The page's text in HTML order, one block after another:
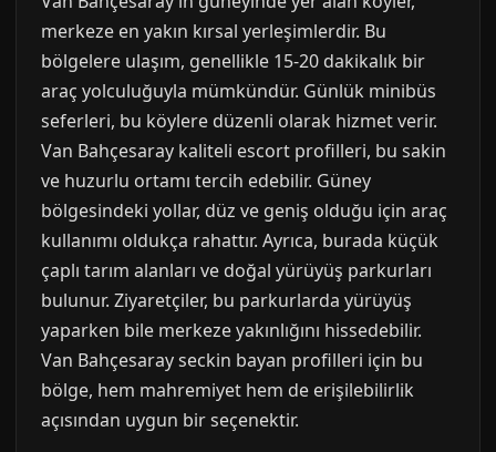
merkeze en yakın kırsal yerleşimlerdir. Bu
bölgelere ulaşım, genellikle 15-20 dakikalık bir
araç yolculuğuyla mümkündür. Günlük minibüs
seferleri, bu köylere düzenli olarak hizmet verir.
Van Bahçesaray kaliteli escort profilleri, bu sakin
ve huzurlu ortamı tercih edebilir. Güney
bölgesindeki yollar, düz ve geniş olduğu için araç
kullanımı oldukça rahattır. Ayrıca, burada küçük
çaplı tarım alanları ve doğal yürüyüş parkurları
bulunur. Ziyaretçiler, bu parkurlarda yürüyüş
yaparken bile merkeze yakınlığını hissedebilir.
Van Bahçesaray seckin bayan profilleri için bu
bölge, hem mahremiyet hem de erişilebilirlik
açısından uygun bir seçenektir.